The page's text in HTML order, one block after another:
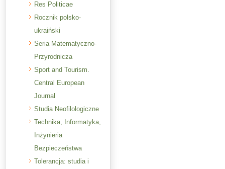
Res Politicae
Rocznik polsko-
ukraiński
Seria Matematyczno-
Przyrodnicza
Sport and Tourism.
Central European
Journal
Studia Neofilologiczne
Technika, Informatyka,
Inżynieria
Bezpieczeństwa
Tolerancja: studia i